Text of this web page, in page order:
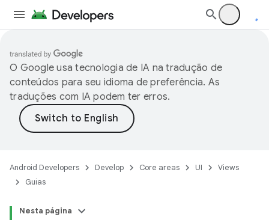
O Google usa tecnologia de IA na tradução de
conteúdos para seu idioma de preferência. As
traduções com IA podem ter erros.
Android Developers Develop Core areas UI
Views
Guias
Nesta página